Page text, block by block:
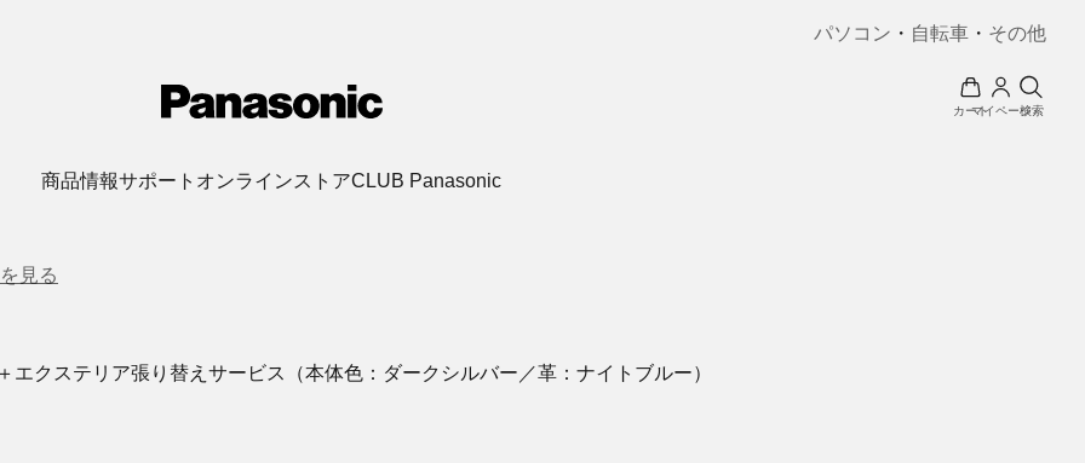
パソコン ・ 自転車 ・ その他
カートマイページ検索
商品情報サポート オンラインストアCLUB Panasonic
見る
クステリア張り替えサービス（本体色：ダークシルバー／革：ナイトブルー）